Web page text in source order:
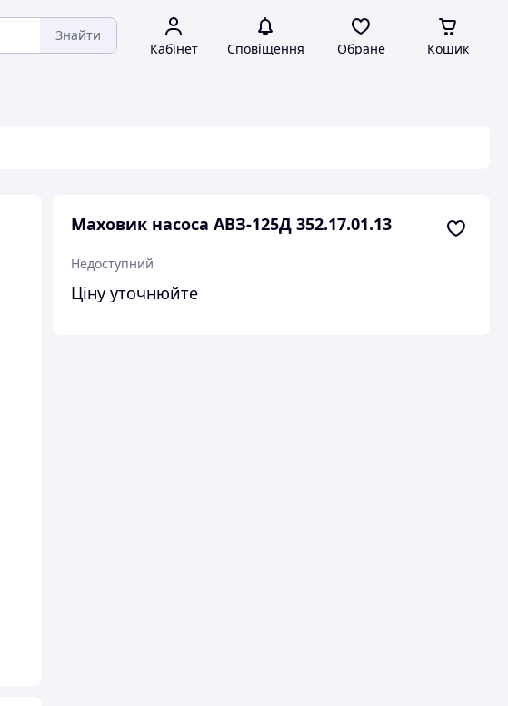
Знайти
Кабінет Сповіщення Обране Кошик
Маховик насоса АВЗ-125Д 352.17.01.13
Недоступний
Ціну уточнюйте